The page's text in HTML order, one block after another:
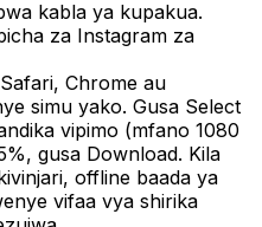
kabla ya kupakua.
za Instagram za
Chrome au
simu yako. Gusa Select
vipimo (mfano 1080
gusa Download. Kila
offline baada ya
vifaa vya shirika